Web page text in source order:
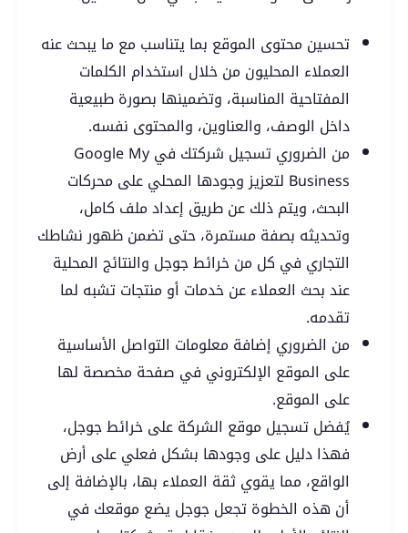
تحسين محتوى الموقع بما يتناسب مع ما يبحث عنه
العملاء المحليون من خلال استخدام الكلمات
المفتاحية المناسبة، وتضمينها بصورة طبيعية
داخل الوصف، والعناوين، والمحتوى نفسه.
من الضروري تسجيل شركتك في Google My
Business لتعزيز وجودها المحلي على محركات
البحث، ويتم ذلك عن طريق إعداد ملف كامل،
وتحديثه بصفة مستمرة، حتى تضمن ظهور نشاطك
التجاري في كل من خرائط جوجل والنتائج المحلية
عند بحث العملاء عن خدمات أو منتجات تشبه لما
تقدمه.
من الضروري إضافة معلومات التواصل الأساسية
على الموقع الإلكتروني في صفحة مخصصة لها
على الموقع.
يُفضل تسجيل موقع الشركة على خرائط جوجل،
فهذا دليل على وجودها بشكل فعلي على أرض
الواقع، مما يقوي ثقة العملاء بها، بالإضافة إلى
أن هذه الخطوة تجعل جوجل يضع موقعك في